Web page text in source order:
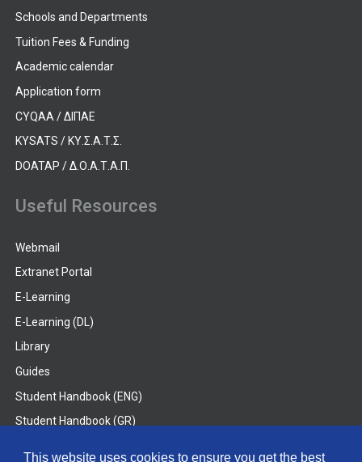
This website uses cookies to ensure you get the best
Schools and Departments
Tuition Fees & Funding
Academic calendar
Application form
CYQAA / ΔΙΠΑΕ
KYSATS / ΚΥ.Σ.Α.Τ.Σ.
DOATAP / Δ.Ο.Α.Τ.Α.Π.
Useful Resources
Webmail
Extranet Portal
E-Learning
E-Learning (DL)
Library
Guides
Student Handbook (ENG)
Student Handbook (GR)